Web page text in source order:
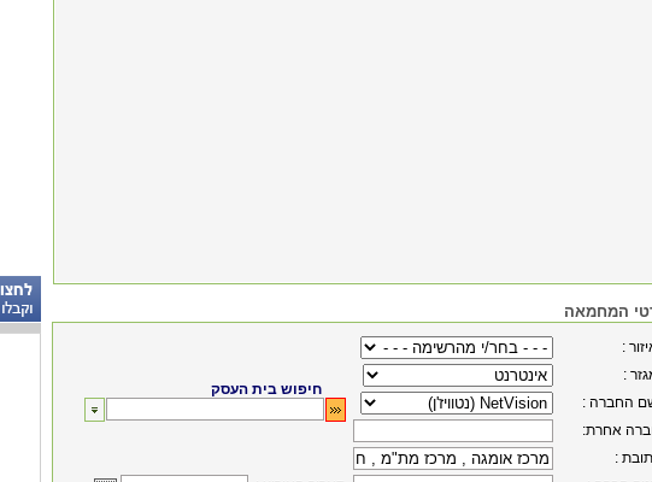
המחמאה
חיפוש בית העסק
החברה